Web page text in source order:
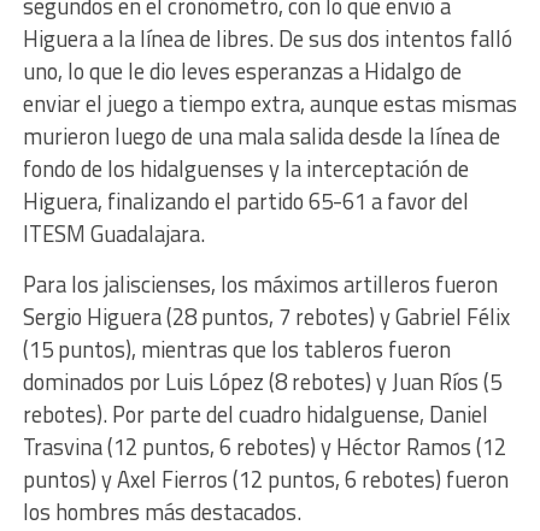
Higuera a la línea de libres. De sus dos intentos falló
uno, lo que le dio leves esperanzas a Hidalgo de
enviar el juego a tiempo extra, aunque estas mismas
murieron luego de una mala salida desde la línea de
fondo de los hidalguenses y la interceptación de
Higuera, finalizando el partido 65-61 a favor del
ITESM Guadalajara.
Para los jaliscienses, los máximos artilleros fueron
Sergio Higuera (28 puntos, 7 rebotes) y Gabriel Félix
(15 puntos), mientras que los tableros fueron
dominados por Luis López (8 rebotes) y Juan Ríos (5
rebotes). Por parte del cuadro hidalguense, Daniel
Trasvina (12 puntos, 6 rebotes) y Héctor Ramos (12
puntos) y Axel Fierros (12 puntos, 6 rebotes) fueron
los hombres más destacados.